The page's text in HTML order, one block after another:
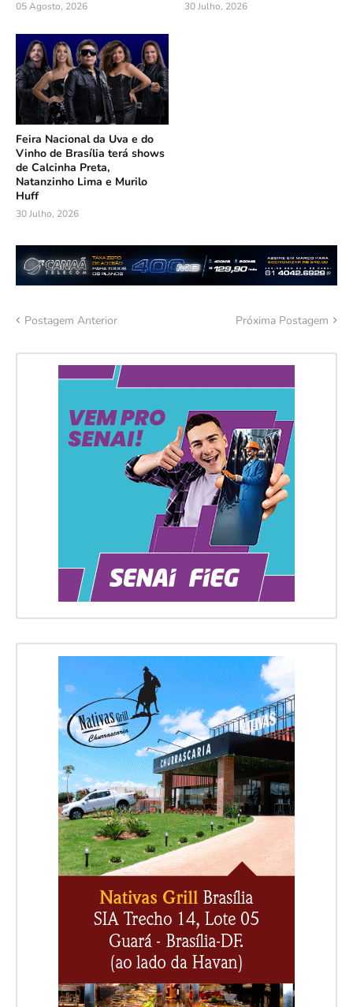
05 Agosto, 2026 30 Julho, 2026
Feira Nacional da Uva e do
Vinho de Brasília terá shows
de Calcinha Preta,
Natanzinho Lima e Murilo
Huff
30 Julho, 2026
Postagem Anterior Próxima Postagem